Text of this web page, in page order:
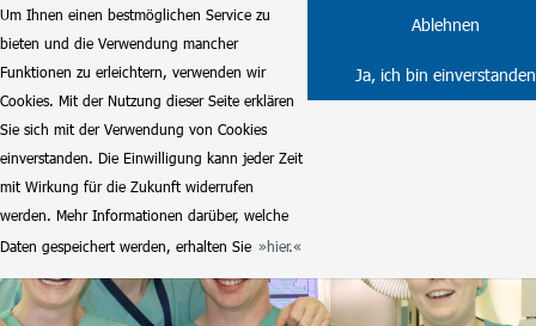
Um Ihnen einen bestmöglichen Service zu
bieten und die Verwendung mancher
Funktionen zu erleichtern, verwenden wir
Cookies. Mit der Nutzung dieser Seite erklären
Sie sich mit der Verwendung von Cookies
einverstanden. Die Einwilligung kann jeder Zeit
mit Wirkung für die Zukunft widerrufen
werden. Mehr Informationen darüber, welche
Daten gespeichert werden, erhalten Sie
hier.
Ablehnen
Ja, ich bin einverstanden